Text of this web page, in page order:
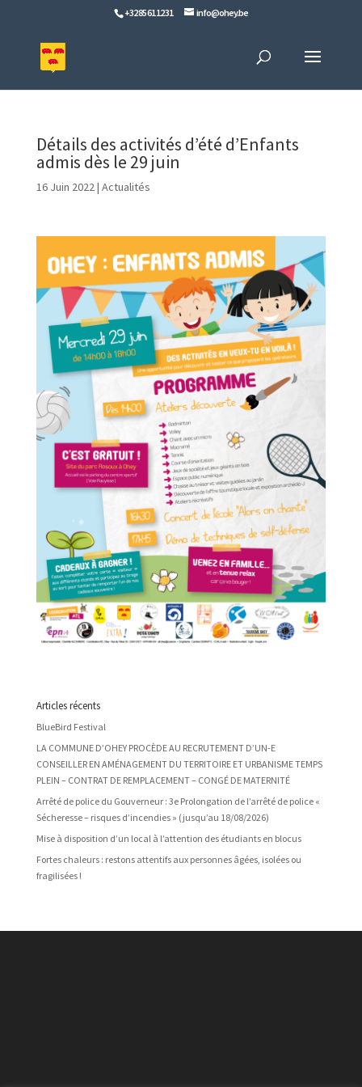
+32 85 61 12 31 info@ohey.be
Détails des activités d’été d’Enfants
admis dès le 29 juin
16 Juin 2022| Actualités
Articles récents
BlueBird Festival
LA COMMUNE D’OHEY PROCÈDE AU RECRUTEMENT D’UN-E
CONSEILLER EN AMÉNAGEMENT DU TERRITOIRE ET URBANISME TEMPS
PLEIN – CONTRAT DE REMPLACEMENT – CONGÉ DE MATERNITÉ
Arrêté de police du Gouverneur : 3e Prolongation de l’arrêté de police «
Sécheresse – risques d’incendies » (jusqu’au 18/08/2026)
Mise à disposition d’un local à l’attention des étudiants en blocus
Fortes chaleurs : restons attentifs aux personnes âgées, isolées ou
fragilisées !